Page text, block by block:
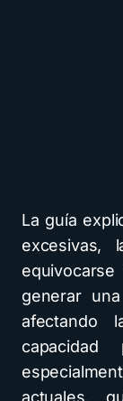
La guía
excesivas,
generar
afectando
actuales,